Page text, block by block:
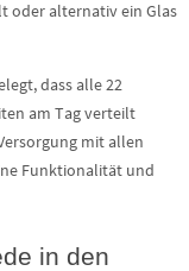
oder alternativ ein Glas
dass alle 22
am Tag verteilt
mit allen
Funktionalität und
in den